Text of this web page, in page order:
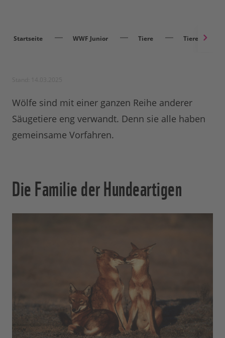
Startseite WWF Junior Tiere Tiere
Wölfe sind mit einer ganzen Reihe anderer
Säugetiere eng verwandt. Denn sie alle haben
gemeinsame Vorfahren.
Die Familie der Hundeartigen